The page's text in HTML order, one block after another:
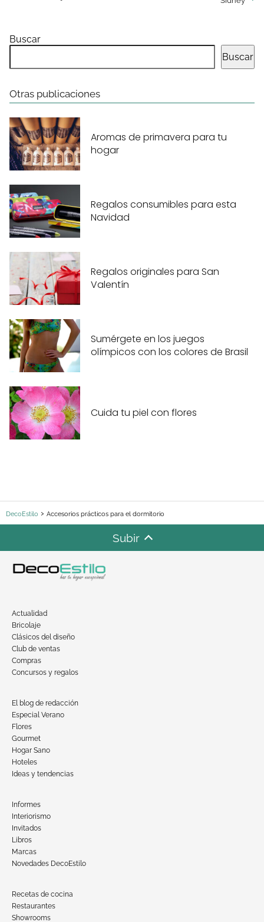
Buscar
Buscar
Otras publicaciones
Aromas de primavera para tu
hogar
Regalos consumibles para esta
Navidad
Regalos originales para San
Valentín
Sumérgete en los juegos
olímpicos con los colores de Brasil
Cuida tu piel con flores
DecoEstilo Accesorios prácticos para el dormitorio
Subir
Actualidad
Bricolaje
Clásicos del diseño
Club de ventas
Compras
Concursos y regalos
El blog de redacción
Especial Verano
Flores
Gourmet
Hogar Sano
Hoteles
Ideas y tendencias
Informes
Interiorismo
Invitados
Libros
Marcas
Novedades DecoEstilo
Recetas de cocina
Restaurantes
Showrooms